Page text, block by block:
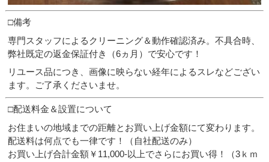
□備考
専門スタッフによるクリーニング＆動作確認済み。不具合時、
弊社既定の返金保証付き（6ヵ月）で安心です！
リユース品につき、画像に映らない経年によるスレなどござい
ます。ご了承くださいませ。
□配送料金＆設置について
お住まいの地域までの距離とお買い上げ金額にて変わります。
配送料は何点でも一律です！（自社配送のみ）
お買い上げ合計金額￥11,000-以上でさらにお買い得！（3ｋｍ